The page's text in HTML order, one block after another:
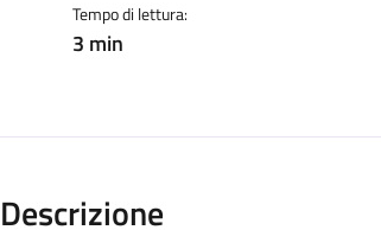
Tempo di lettura:
3 min
Descrizione